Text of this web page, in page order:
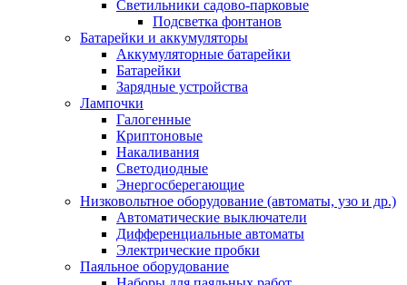
Светильники садово-парковые
Подсветка фонтанов
Батарейки и аккумуляторы
Аккумуляторные батарейки
Батарейки
Зарядные устройства
Лампочки
Галогенные
Криптоновые
Накаливания
Светодиодные
Энергосберегающие
Низковольтное оборудование (автоматы, узо и др.)
Автоматические выключатели
Дифференциальные автоматы
Электрические пробки
Паяльное оборудование